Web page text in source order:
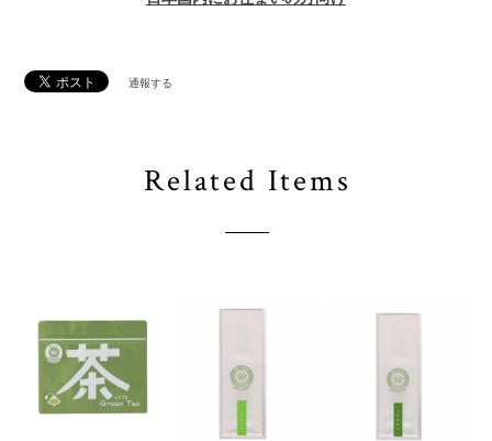
通報する
Related Items